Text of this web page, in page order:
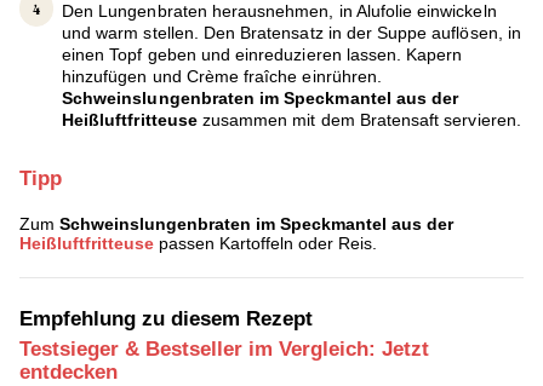
Den Lungenbraten herausnehmen, in Alufolie einwickeln
und warm stellen. Den Bratensatz in der Suppe auflösen, in
einen Topf geben und einreduzieren lassen. Kapern
hinzufügen und Crème fraîche einrühren.
Schweinslungenbraten im Speckmantel aus der
Heißluftfritteusezusammen mit dem Bratensaft servieren.
Tipp
Zum Schweinslungenbraten im Speckmantel aus der
Heißluftfritteuse passen Kartoffeln oder Reis.
Empfehlung zu diesem Rezept
Testsieger & Bestseller im Vergleich: Jetzt
entdecken